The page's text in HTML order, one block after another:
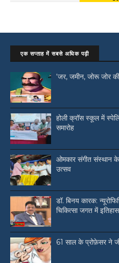
एक सप्ताह में सबसे अधिक पढ़ी
‘जर, जमीन, जोरू जोर
होली क्रॉस स्कूल में
समारोह
ओमकार संगीत संस्थान के
उत्सव
डॉ. बिनय कारक:
चिकित्सा जगत में इतिहास
61 साल के प्रोफ़ेसर ने